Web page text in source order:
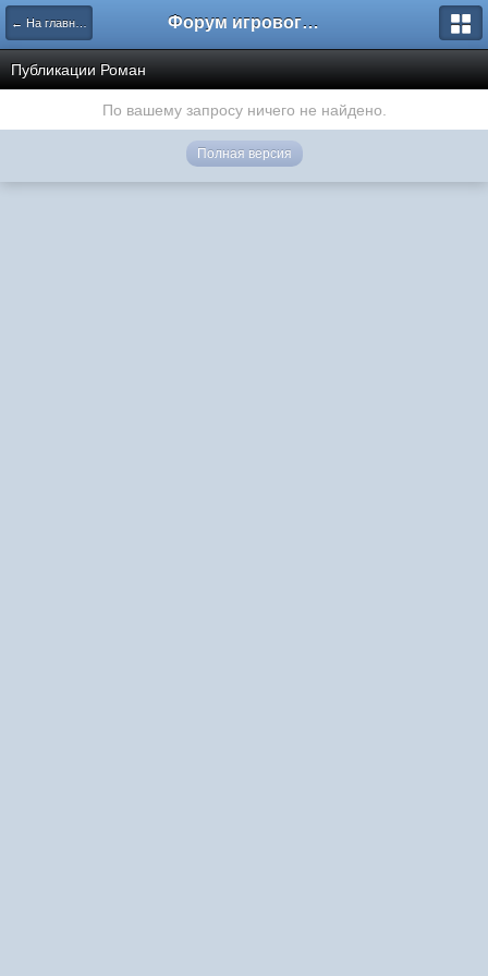
← На главную Форум игрового проекта Riverrise
Публикации Роман
По вашему запросу ничего не найдено.
Полная версия